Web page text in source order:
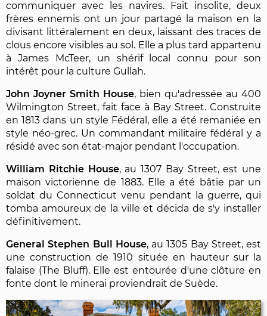
communiquer avec les navires. Fait insolite, deux
frères ennemis ont un jour partagé la maison en la
divisant littéralement en deux, laissant des traces de
clous encore visibles au sol. Elle a plus tard appartenu
à James McTeer, un shérif local connu pour son
intérêt pour la culture Gullah.
John Joyner Smith House, bien qu'adressée au 400
Wilmington Street, fait face à Bay Street. Construite
en 1813 dans un style Fédéral, elle a été remaniée en
style néo-grec. Un commandant militaire fédéral y a
résidé avec son état-major pendant l'occupation.
William Ritchie House, au 1307 Bay Street, est une
maison victorienne de 1883. Elle a été bâtie par un
soldat du Connecticut venu pendant la guerre, qui
tomba amoureux de la ville et décida de s'y installer
définitivement.
General Stephen Bull House, au 1305 Bay Street, est
une construction de 1910 située en hauteur sur la
falaise (The Bluff). Elle est entourée d'une clôture en
fonte dont le minerai proviendrait de Suède.